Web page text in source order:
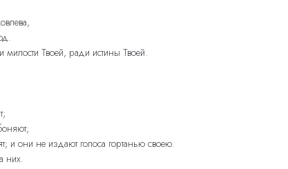
Твоей, ради истины Твоей.
и они не издают голоса гортанью своею.
них.